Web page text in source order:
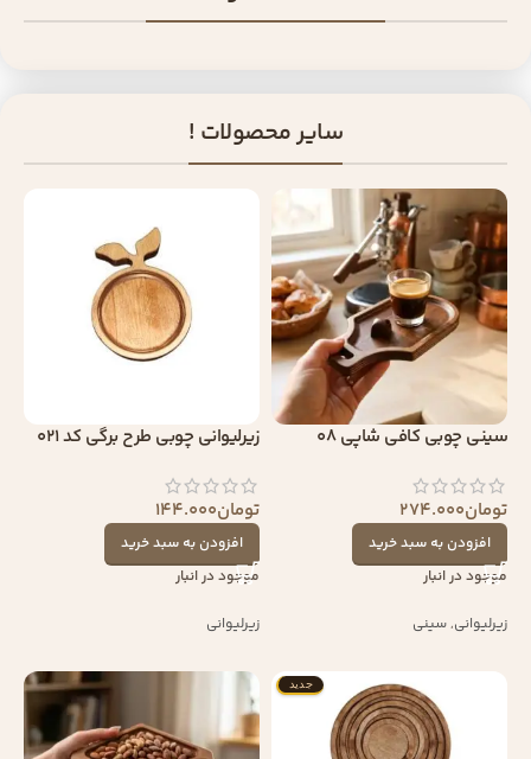
سایر محصولات !
سینی چوبی کافی شاپی 08
تومان274.000
افزودن به سبد خرید
موجود در انبار
زیرلیوانی,سینی
زیرلیوانی چوبی طرح برگی کد 021
تومان144.000
افزودن به سبد خرید
موجود در انبار
زیرلیوانی
جدید